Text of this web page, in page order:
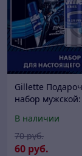
Gillette
набор
1 кассетой +
бритья 200 мл
В наличии
60 руб.
70 руб.